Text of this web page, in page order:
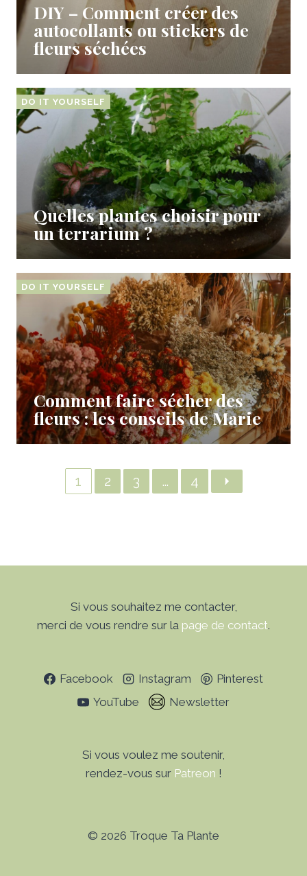
DIY – Comment créer des
autocollants ou stickers de
fleurs séchées
DO IT YOURSELF
Quelles plantes choisir pour
un terrarium ?
DO IT YOURSELF
Comment faire sécher des
fleurs : les conseils de Marie
1 2 3 … 4
Si vous souhaitez me contacter,
merci de vous rendre sur la page de contact.
Facebook Instagram
Pinterest
YouTube
Newsletter
Si vous voulez me soutenir,
rendez-vous sur Patreon !
© 2026 Troque Ta Plante